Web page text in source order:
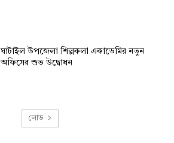
ঘাটাইল উপজেলা শিল্পকলা একাডেমির নতুন
অফিসের শুভ উদ্বোধন
লোড